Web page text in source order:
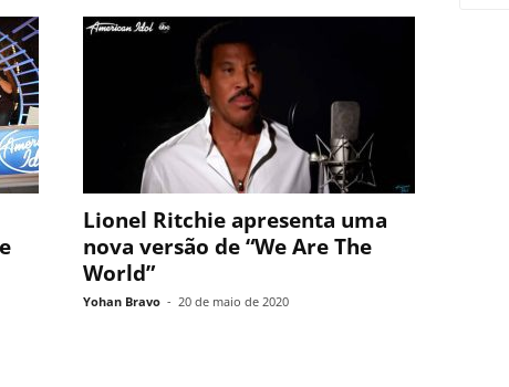
Lionel Ritchie apresenta uma
nova versão de “We Are The
World”
Yohan Bravo - 20 de maio de 2020